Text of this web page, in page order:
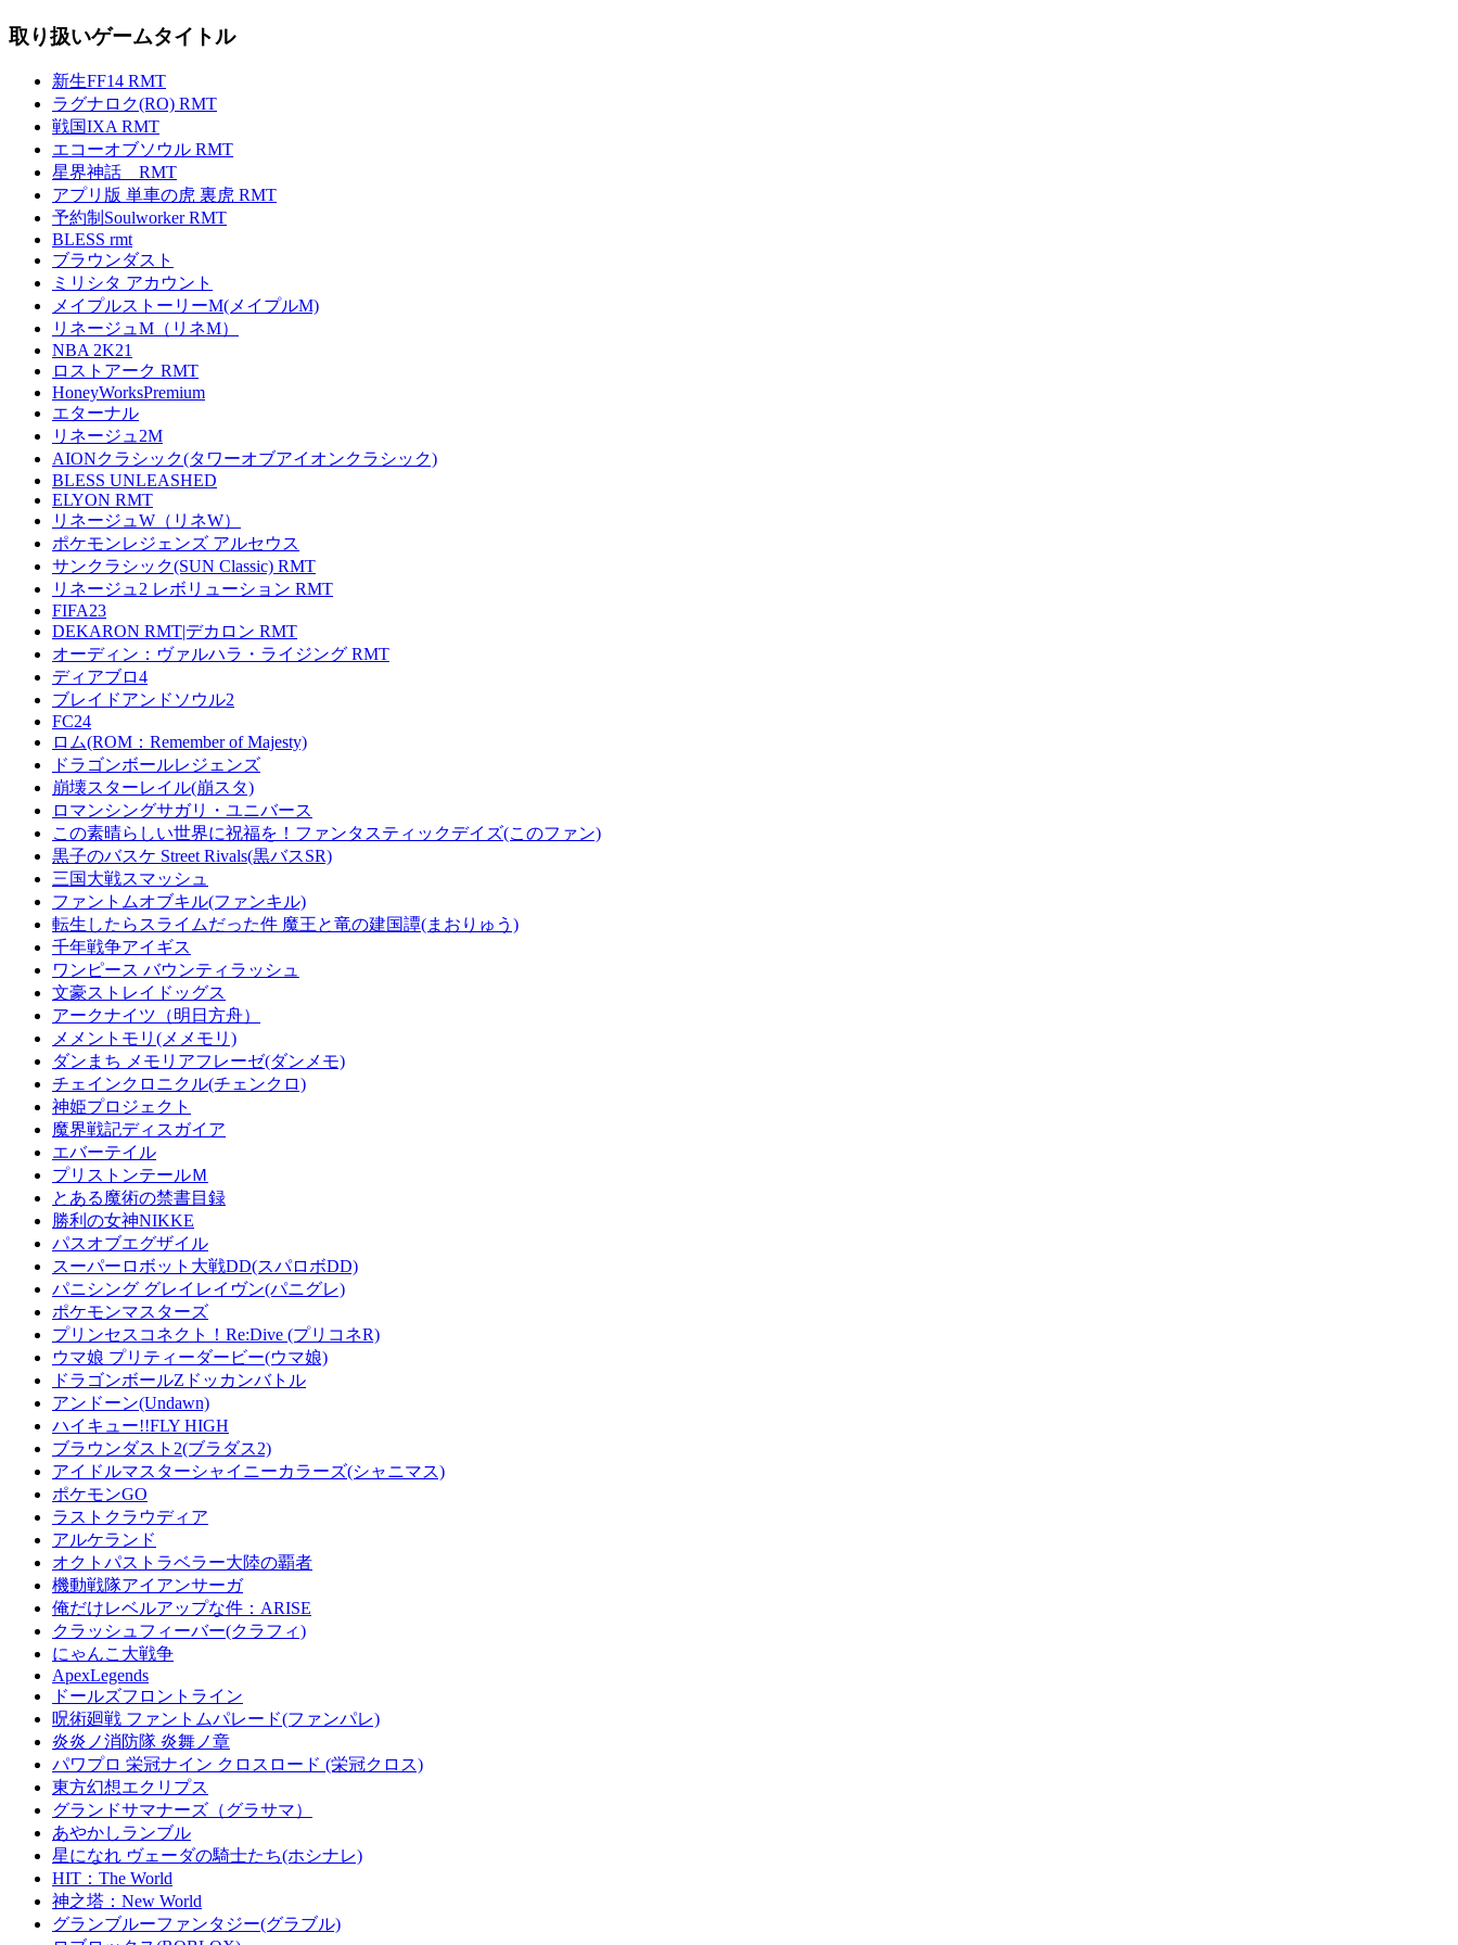
取り扱いゲームタイトル
新生FF14 RMT
ラグナロク(RO) RMT
戦国IXA RMT
エコーオブソウル RMT
星界神話 RMT
アプリ版 単車の虎 裏虎 RMT
予約制Soulworker RMT
BLESS rmt
ブラウンダスト
ミリシタ アカウント
メイプルストーリーM(メイプルM)
リネージュM（リネM）
NBA 2K21
ロストアーク RMT
HoneyWorksPremium
エターナル
リネージュ2M
AIONクラシック(タワーオブアイオンクラシック)
BLESS UNLEASHED
ELYON RMT
リネージュW（リネW）
ポケモンレジェンズ アルセウス
サンクラシック(SUN Classic) RMT
リネージュ2 レボリューション RMT
FIFA23
DEKARON RMT|デカロン RMT
オーディン：ヴァルハラ・ライジング RMT
ディアブロ4
ブレイドアンドソウル2
FC24
ロム(ROM：Remember of Majesty)
ドラゴンボールレジェンズ
崩壊スターレイル(崩スタ)
ロマンシングサガリ・ユニバース
この素晴らしい世界に祝福を！ファンタスティックデイズ(このファン)
黒子のバスケ Street Rivals(黒バスSR)
三国大戦スマッシュ
ファントムオブキル(ファンキル)
転生したらスライムだった件 魔王と竜の建国譚(まおりゅう)
千年戦争アイギス
ワンピース バウンティラッシュ
文豪ストレイドッグス
アークナイツ（明日方舟）
メメントモリ(メメモリ)
ダンまち メモリアフレーゼ(ダンメモ)
チェインクロニクル(チェンクロ)
神姫プロジェクト
魔界戦記ディスガイア
エバーテイル
プリストンテールＭ
とある魔術の禁書目録
勝利の女神NIKKE
パスオブエグザイル
スーパーロボット大戦DD(スパロボDD)
パニシング グレイレイヴン(パニグレ)
ポケモンマスターズ
プリンセスコネクト！Re:Dive (プリコネR)
ウマ娘 プリティーダービー(ウマ娘)
ドラゴンボールZドッカンバトル
アンドーン(Undawn)
ハイキュー!!FLY HIGH
ブラウンダスト2(ブラダス2)
アイドルマスターシャイニーカラーズ(シャニマス)
ポケモンGO
ラストクラウディア
アルケランド
オクトパストラベラー大陸の覇者
機動戦隊アイアンサーガ
俺だけレベルアップな件：ARISE
クラッシュフィーバー(クラフィ)
にゃんこ大戦争
ApexLegends
ドールズフロントライン
呪術廻戦 ファントムパレード(ファンパレ)
炎炎ノ消防隊 炎舞ノ章
パワプロ 栄冠ナイン クロスロード (栄冠クロス)
東方幻想エクリプス
グランドサマナーズ（グラサマ）
あやかしランブル
星になれ ヴェーダの騎士たち(ホシナレ)
HIT：The World
神之塔：New World
グランブルーファンタジー(グラブル)